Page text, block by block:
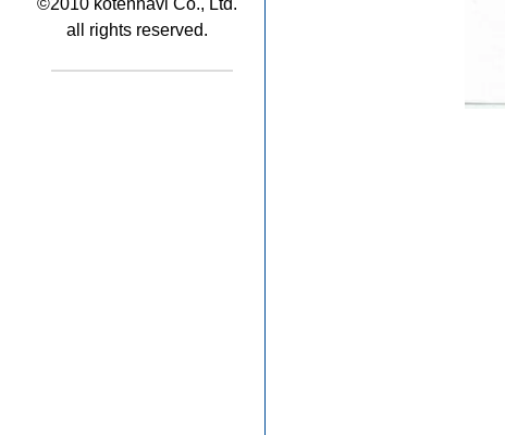
©2010 kotennavi Co., Ltd.
all rights reserved.